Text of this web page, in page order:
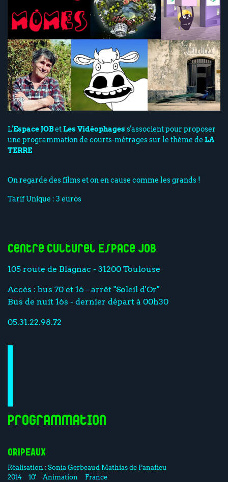
L'Espace JOBetLes Vidéophages s'associent pour proposer
une programmation de courts-métrages sur le thème de LA
TERRE
On regarde des films et on en cause comme les grands !
Tarif Unique : 3 euros
Centre culturel Espace Job
105 route de Blagnac - 31200 Toulouse
Accès : bus 70 et 16 - arrêt "Soleil d'Or"
Bus de nuit 16s - dernier départ à 00h30
05.31.22.98.72
Programmation
ORIPEAUX
Réalisation :Sonia Gerbeaud Mathias de Panafieu
2014
10' Animation France